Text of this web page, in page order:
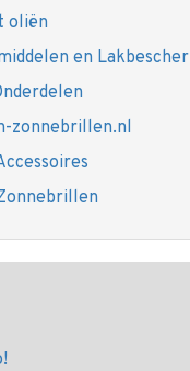
oliën
en
zonnebrillen.nl